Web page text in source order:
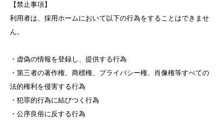
【禁止事項】
利用者は、採用ホームにおいて以下の行為をすることはできませ
ん。
・虚偽の情報を登録し、提供する行為
・第三者の著作権、商標権、プライバシー権、肖像権等すべての
法的権利を侵害する行為
・犯罪的行為に結びつく行為
・公序良俗に反する行為